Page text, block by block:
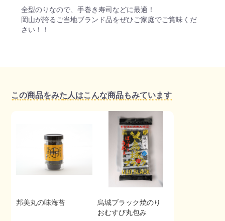
全型のりなので、手巻き寿司などに最適！
岡山が誇るご当地ブランド品をぜひご家庭でご賞味くだ
さい！！
この商品をみた人はこんな商品もみています
邦美丸の味海苔
烏城ブラック焼のり
おむすび丸包み